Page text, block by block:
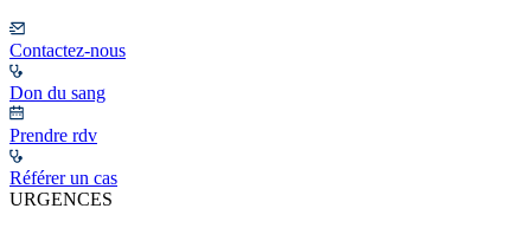
Contactez-nous
Don du sang
Prendre rdv
Référer un cas
URGENCES